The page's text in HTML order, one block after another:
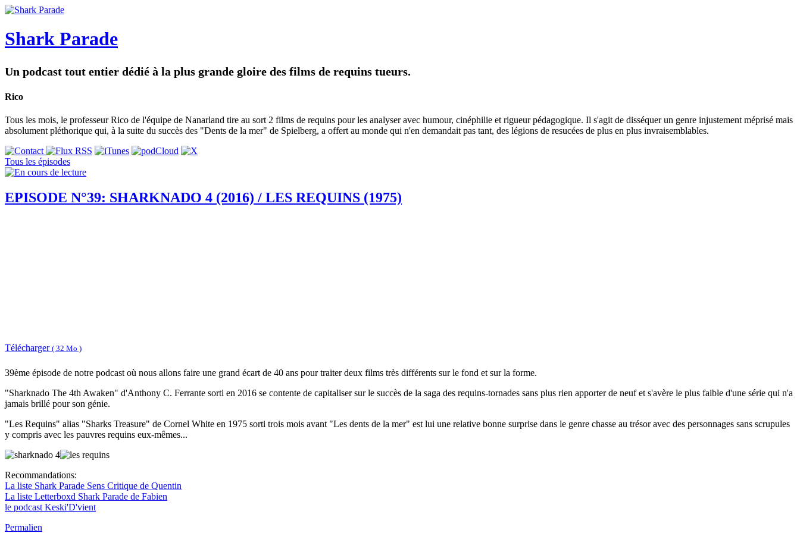
Shark Parade
Un podcast tout entier dédié à la plus grande gloire des films de requins tueurs.
Rico
Tous les mois, le professeur Rico de l'équipe de Nanarland tire au sort 2 films de requins pour les analyser avec humour, cinéphilie et rigueur pédagogique. Il s'agit de disséquer un genre injustement méprisé mais
absolument pléthorique qui, à la suite du succès des "Dents de la mer" de Spielberg, a offert au monde qui n'en demandait pas tant, des légions de resucées de plus en plus invraisemblables.
Tous les épisodes
EPISODE N°39: SHARKNADO 4 (2016) / LES REQUINS (1975)
Télécharger ( 32 Mo )
39ème épisode de notre podcast où nous allons faire une grand écart de 40 ans pour traiter deux films très différents sur le fond et sur la forme.
"Sharknado The 4th Awaken" d'Anthony C. Ferrante sorti en 2016 se contente de capitaliser sur le succès de la saga des requins-tornades sans plus rien apporter de neuf et s'avère le plus faible d'une série qui n'a
jamais brillé pour son génie.
"Les Requins" alias "Sharks Treasure" de Cornel White en 1975 sorti trois mois avant "Les dents de la mer" est lui une relative bonne surprise dans le genre chasse au trésor avec des personnages sans scrupules
y compris avec les pauvres requins eux-mêmes...
Recommandations:
La liste Shark Parade Sens Critique de Quentin
La liste Letterboxd Shark Parade de Fabien
le podcast Keski'D'vient
Permalien